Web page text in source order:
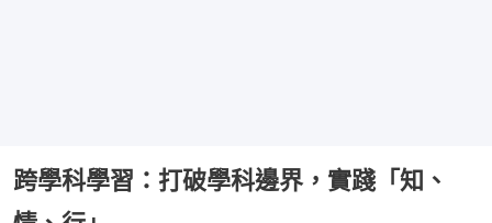
跨學科學習：打破學科邊界，實踐「知、